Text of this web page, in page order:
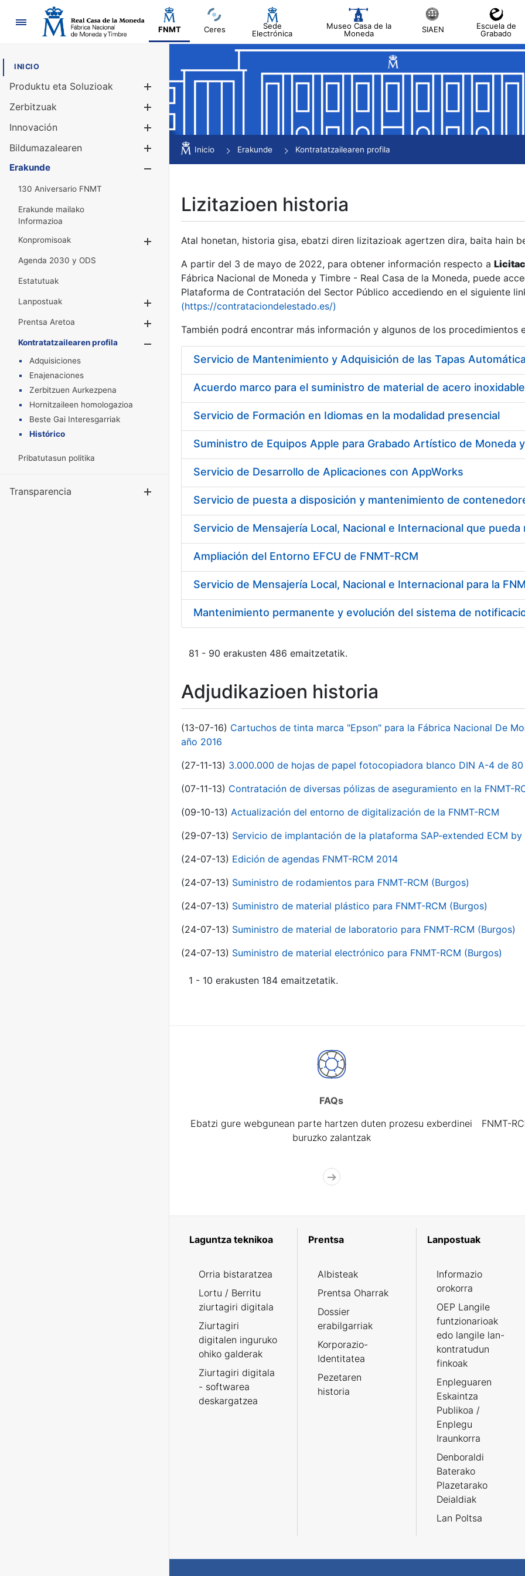
Nabigazioa
FNMT Ceres
Sede
Electrónica
Museo Casa de la
Moneda
SIAEN
Escuela de
Grabado
INICIO
Produktu eta Soluzioak
Erakutsi/Ezkutatu
Zerbitzuak
Innovación
Bildumazalearen
Erakutsi/Ezkutatu
Erakunde
130 Aniversario FNMT
Erakunde mailako
Informazioa
Konpromisoak
Erakutsi/Ezkutatu
Agenda 2030 y ODS
Estatutuak
Lanpostuak
Erakutsi/Ezkutatu
Prentsa Aretoa
Erakutsi/Ezkutatu
Kontratatzailearen profila
Erakutsi/Ezkutatu
Adquisiciones
Enajenaciones
Zerbitzuen Aurkezpena
Hornitzaileen homologazioa
Beste Gai Interesgarriak
Histórico
Pribatutasun politika
Transparencia Erakutsi/Ezkutatu
Inicio Erakunde Kontratatzailearen profila
Lizitazioen historia
Atal honetan, historia gisa, ebatzi diren lizitazioak agertzen dira, baita hain
A partir del 3 de mayo de 2022, para obtener información respecto a
Fábrica Nacional de Moneda y Timbre - Real Casa de la Moneda, puede
Plataforma de Contratación del Sector Público accediendo en el siguiente
(https://contrataciondelestado.es/)
También podrá encontrar más información y algunos de los procedimientos
Acuerdo marco para el suministro de material de acero inoxidable
Servicio de Formación en Idiomas en la modalidad presencial
Suministro de Equipos Apple para Grabado Artístico de Moneda
Servicio de Desarrollo de Aplicaciones con AppWorks
Ampliación del Entorno EFCU de FNMT-RCM
Servicio de Mensajería Local, Nacional e Internacional para la
Mantenimiento permanente y evolución del sistema de
81 - 90 erakusten 486 emaitzetatik.
Adjudikazioen historia
(13-07-16) Cartuchos de tinta marca "Epson" para la Fábrica Nacional De
año 2016
(27-11-13) 3.000.000 de hojas de papel fotocopiadora blanco DIN A-4 de 80
(07-11-13) Contratación de diversas pólizas de aseguramiento en la FNMT-
(09-10-13) Actualización del entorno de digitalización de la FNMT-RCM
(29-07-13) Servicio de implantación de la plataforma SAP-extended ECM by
(24-07-13) Edición de agendas FNMT-RCM 2014
(24-07-13) Suministro de rodamientos para FNMT-RCM (Burgos)
(24-07-13) Suministro de material plástico para FNMT-RCM (Burgos)
(24-07-13) Suministro de material de laboratorio para FNMT-RCM (Burgos)
(24-07-13) Suministro de material electrónico para FNMT-RCM (Burgos)
1 - 10 erakusten 184 emaitzetatik.
FAQs
Ebatzi gure webgunean parte hartzen duten prozesu exberdinei
buruzko zalantzak
FNMT-
Laguntza teknikoa
Orria bistaratzea
Lortu / Berritu
ziurtagiri digitala
Ziurtagiri
digitalen inguruko
ohiko galderak
Ziurtagiri digitala
- softwarea
deskargatzea
Prentsa
Albisteak
Prentsa Oharrak
Dossier
erabilgarriak
Korporazio-
Identitatea
Pezetaren
historia
Lanpostuak
Informazio
orokorra
OEP Langile
funtzionarioak
edo langile lan-
kontratudun
finkoak
Enpleguaren
Eskaintza
Publikoa /
Enplegu
Iraunkorra
Denboraldi
Baterako
Plazetarako
Deialdiak
Lan Poltsa